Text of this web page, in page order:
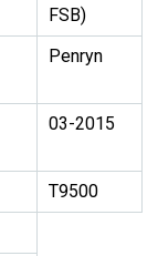
FSB)
Penryn
03-2015
T9500